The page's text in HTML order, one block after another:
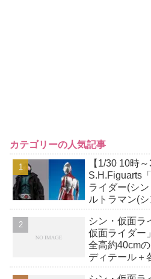
カテゴリーの人気記事
【1/30 10時
S.H.Figuarts
ライダー(シ
ルトラマン(
後CTM抽選販
シン・仮面ラ
仮面ライダー
全高約40cm
ディテール＋